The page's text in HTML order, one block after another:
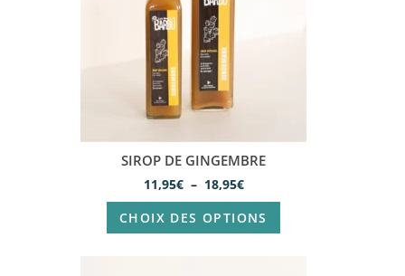
SIROP DE GINGEMBRE
11,95€ – 18,95€
CHOIX DES OPTIONS